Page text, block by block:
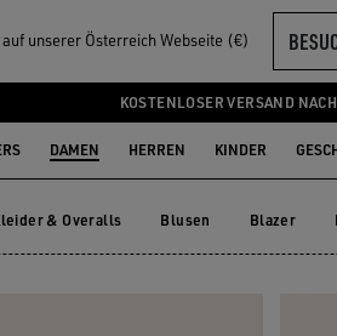
unserer Österreich Webseite (€)
KOSTENLOSER VERSAND
DAMEN HERREN KINDER
& Overalls Blusen Blazer